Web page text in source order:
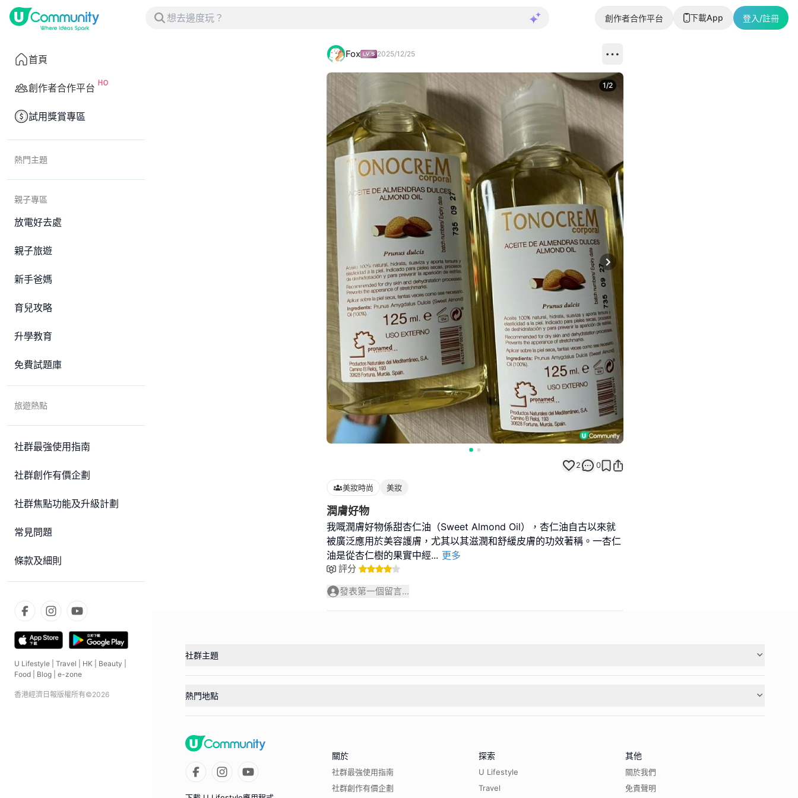
創作者合作平台 下載App 登入/註冊
首頁
創作者合作平台
試用獎賞專區
熱門主題
親子專區
放電好去處
親子旅遊
新手爸媽
育兒攻略
升學教育
免費試題庫
旅遊熱點
社群最強使用指南
社群創作有價企劃
社群焦點功能及升級計劃
常見問題
條款及細則
U Lifestyle Travel HK Beauty
Food
Blog e-zone
香港經濟日報版權所有©2026
Fox 2025/12/25
Next slide
1/2
2 0
美妝時尚 美妝
潤膚好物
我嘅潤膚好物係甜杏仁油（Sweet Almond Oil），杏仁油自古以來就
被廣泛應用於美容護膚，尤其以其滋潤和舒緩皮膚的功效著稱。一杏仁
油是從杏仁樹的果實中經... 更多
評分
發表第一個留言...
社群主題
熱門地點
關於
社群最強使用指南
社群創作有價企劃
探索
U Lifestyle
Travel
其他
關於我們
免責聲明